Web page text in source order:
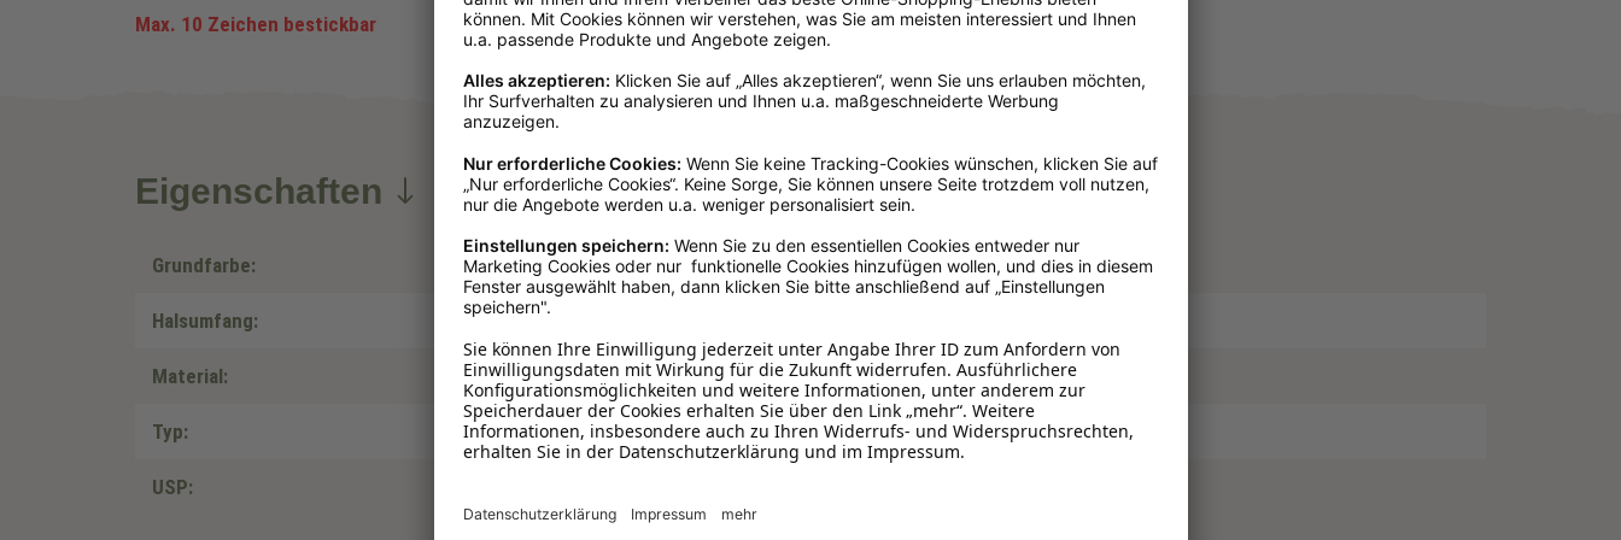
Max. 10 Zeichen bestickbar
Eigenschaften
Grundfarbe: Gelb
Halsumfang:
Material: Baumwolle
Typ: Halstücher
USP: